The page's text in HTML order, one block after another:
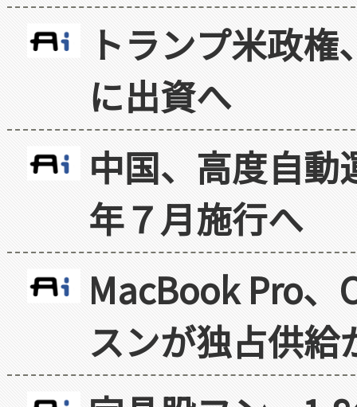
トランプ米政
に出資へ
中国、高度自
年７月施行へ
MacBook Pro
スンが独占供給